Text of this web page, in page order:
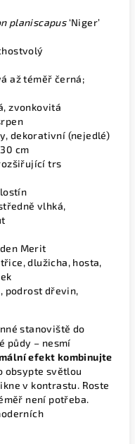
planiscapus‘Niger’
až téměř černá;
zvonkovitá
dekorativní (nejedlé)
cm
trs
vlhká,
Merit
dlužicha, hosta,
podrost dřevin,
stanoviště do
půdy – nesmí
efekt kombinujte
obsypte světlou
v kontrastu. Roste
není potřeba.